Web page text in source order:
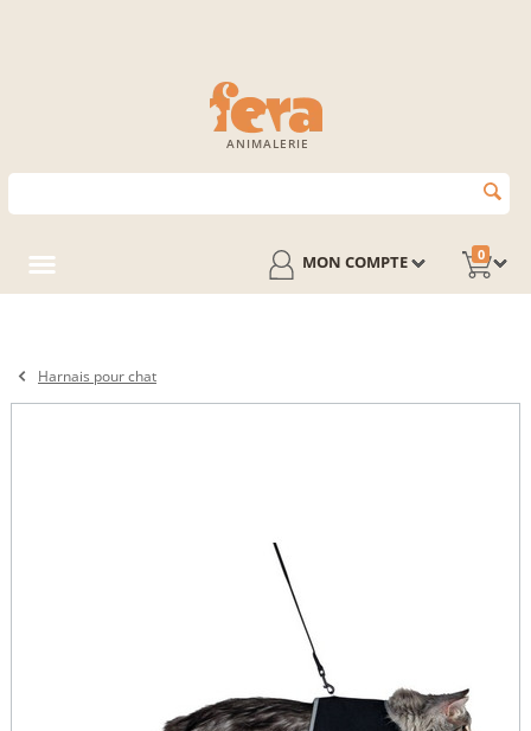
ANIMALERIE
0
MON COMPTE
Harnais pour chat